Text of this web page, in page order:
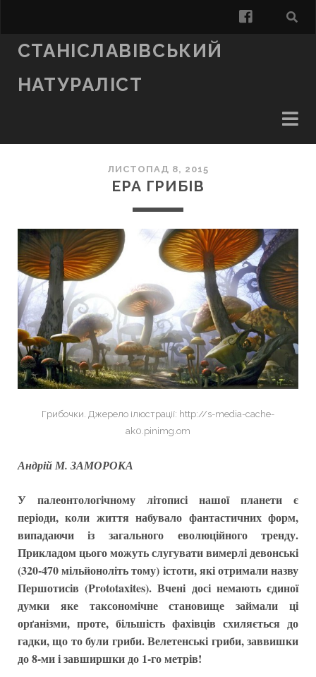
facebook
СТАНІСЛАВІВСЬКИЙ
НАТУРАЛІСТ
ЛИСТОПАД 8, 2015
ЕРА ГРИБІВ
Грибочки. Джерело ілюстрації: http://s-media-cache-
ak0.pinimg.om
Андрій М. ЗАМОРОКА
У палеонтологічному літописі нашої планети є
періоди, коли життя набувало фантастичних форм,
випадаючи із загального еволюційного тренду.
Прикладом цього можуть слугувати вимерлі девонські
(320-470 мільйоноліть тому) істоти, які отримали назву
Першотисів (Prototaxites). Вчені досі немають єдиної
думки яке таксономічне становище займали ці
орґанізми, проте, більшість фахівців схиляється до
гадки, що то були гриби. Велетенські гриби, заввишки
до 8-ми і завширшки до 1-го метрів!